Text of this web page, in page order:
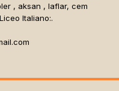
, aksan , laflar, cem
Italiano:.